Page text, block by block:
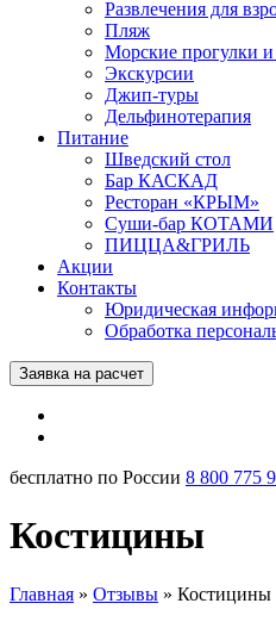
Развлечения для
Пляж
Морские прогулки
Экскурсии
Джип-туры
Дельфинотерапия
Питание
Шведский стол
Бар КАСКАД
Ресторан «КРЫМ»
Суши-бар КОТАМИ
ПИЦЦА&ГРИЛЬ
Акции
Контакты
Юридическая
Обработка
Заявка на расчет
бесплатно по России 8 800 775
Костицины
Главная » Отзывы » Костицины